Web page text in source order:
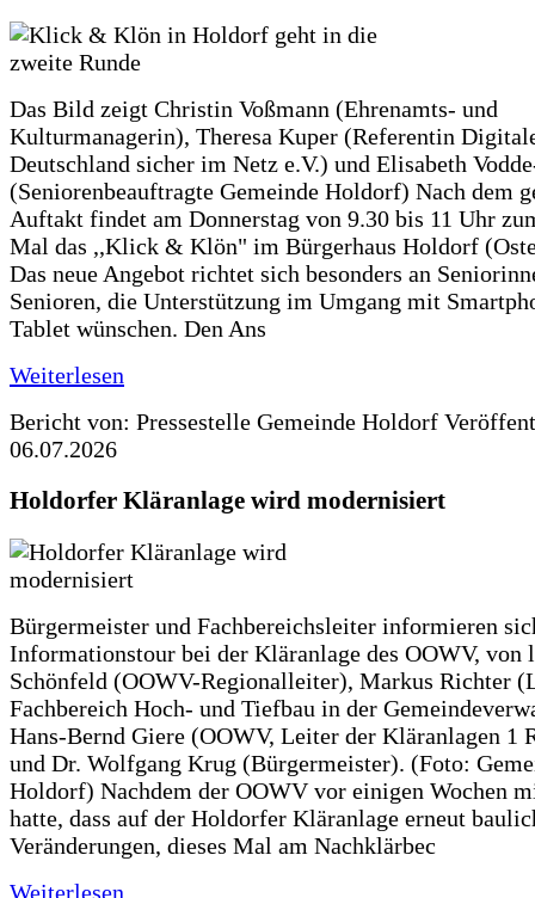
Das Bild zeigt Christin Voßmann (Ehrenamts- und
Kulturmanagerin), Theresa Kuper (Referentin
Deutschland sicher im Netz e.V.) und Elisabeth
(Seniorenbeauftragte Gemeinde Holdorf) Nach dem
Auftakt findet am Donnerstag von 9.30 bis 11 Uhr
Mal das ,,Klick & Klön" im Bürgerhaus Holdorf
Das neue Angebot richtet sich besonders an
Senioren, die Unterstützung im Umgang mit
Tablet wünschen. Den Ans
Weiterlesen
Bericht von: Pressestelle Gemeinde Holdorf
06.07.2026
Holdorfer Kläranlage wird modernisiert
Bürgermeister und Fachbereichsleiter informieren
Informationstour bei der Kläranlage des OOWV, von
Schönfeld (OOWV-Regionalleiter), Markus Richter
Fachbereich Hoch- und Tiefbau in der
Hans-Bernd Giere (OOWV, Leiter der Kläranlagen 1
und Dr. Wolfgang Krug (Bürgermeister). (Foto:
Holdorf) Nachdem der OOWV vor einigen Wochen
hatte, dass auf der Holdorfer Kläranlage erneut
Veränderungen, dieses Mal am Nachklärbec
Weiterlesen